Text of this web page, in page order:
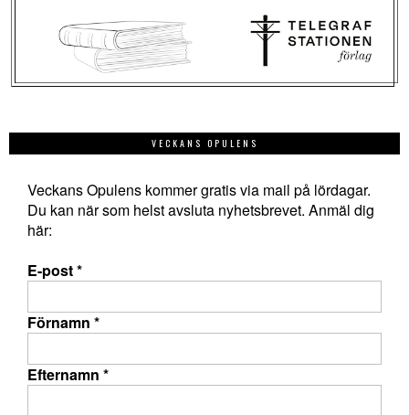
VECKANS OPULENS
Veckans Opulens kommer gratis via mail på lördagar.
Du kan när som helst avsluta nyhetsbrevet. Anmäl dig
här:
E-post*
Förnamn *
Efternamn *